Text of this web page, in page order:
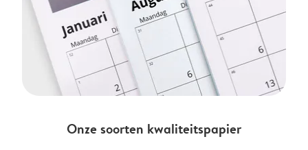
Onze soorten kwaliteitspapier